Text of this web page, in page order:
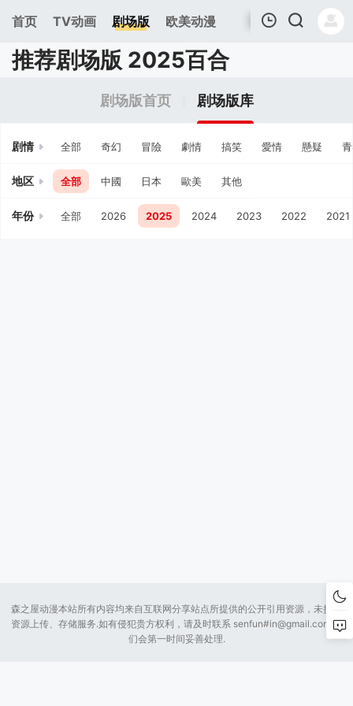
首页 TV动画 剧场版 欧美动漫
我的观影记录
推荐剧场版 2025百合
剧场版首页 剧场版库
剧情 全部 奇幻 冒險 劇情 搞笑 愛情 懸疑
地区 全部 中國 日本 歐美 其他
年份 全部 2026 2025 2024 2023 2022 2021
森之屋动漫本站所有内容均来自互联网分享站点所提供的公开引用资源，未提供
资源上传、存储服务.如有侵犯贵方权利，请及时联系 senfun#in@gmail.com 我
们会第一时间妥善处理.